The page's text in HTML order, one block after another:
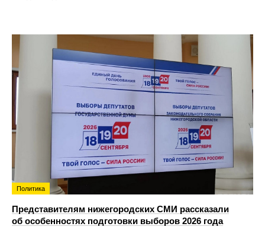
Политика
Представителям нижегородских СМИ рассказали
об особенностях подготовки выборов 2026 года